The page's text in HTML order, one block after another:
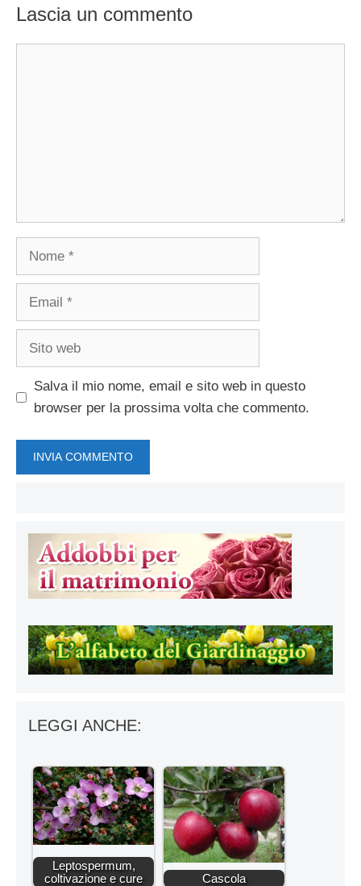
Lascia un commento
Nome
Email
Sito
Salva il mio nome, email e sito web in questo
browser per la prossima volta che commento.
LEGGI ANCHE:
Leptospermum,
coltivazione e cure
Cascola